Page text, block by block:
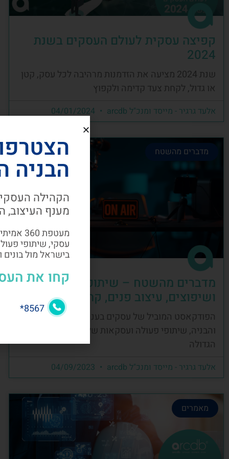
קפיצה עסקית לעולם העסקים בשנת
2024
שנת 2024 מציעה את הזדמנות מרהיבה לכל עסק, קטן
או גדול, לקחת צעד קדימה ולקפוץ
אלעד גרגיר - מייסד ומנכ"ל arcdb
מדברים מהשטח
מדברים מהשטח – שיתופי פעולה, בניה
ושיפוצים, עיצוב פנים, קהילה ועסקים
הפודקאסט המוביל של עסקים בענף העיצוב, השיפוץ
והבניה, שיתופי פעולה ועסקאות של קהילת הבניה
הגדולה
אלעד גרגיר - מייסד ומנכ"ל arcdb
מאמרים
הבניה
הקהילה
מענף העיצוב,
מעטפת
עסקי, שיתופי
בישראל מול
קחו את
8567*